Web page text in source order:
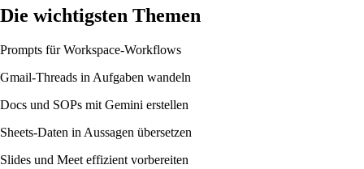
Die wichtigsten Themen
Prompts für Workspace-Workflows
Gmail-Threads in Aufgaben wandeln
Docs und SOPs mit Gemini erstellen
Sheets-Daten in Aussagen übersetzen
Slides und Meet effizient vorbereiten